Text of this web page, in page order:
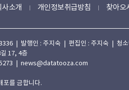
사소개 개인정보취급방침 찾아오
| 발행인 : 주지숙 | 편집인 : 주지숙 | 청
17, 4층
5273 | news@datatooza.com
포를 금합니다.